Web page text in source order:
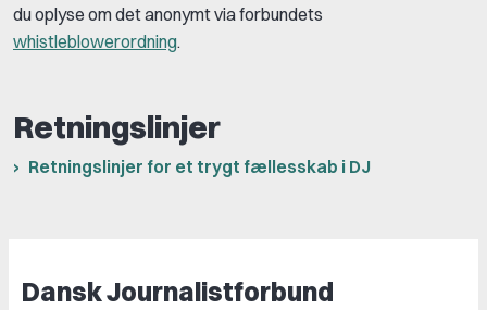
du oplyse om det anonymt via forbundets
whistleblowerordning.
Retningslinjer
Retningslinjer for et trygt fællesskab i DJ
Dansk Journalistforbund